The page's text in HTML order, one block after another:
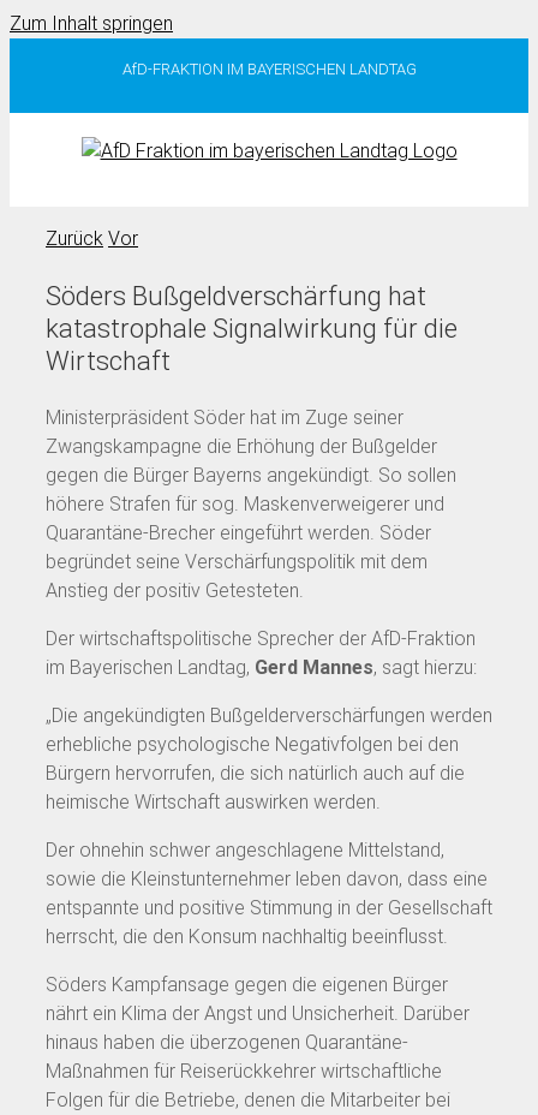
Zum Inhalt springen
AfD-FRAKTION IM BAYERISCHEN LANDTAG
Zurück Vor
Söders Bußgeldverschärfung hat
katastrophale Signalwirkung für die
Wirtschaft
Ministerpräsident Söder hat im Zuge seiner
Zwangskampagne die Erhöhung der Bußgelder
gegen die Bürger Bayerns angekündigt. So sollen
höhere Strafen für sog. Maskenverweigerer und
Quarantäne-Brecher eingeführt werden. Söder
begründet seine Verschärfungspolitik mit dem
Anstieg der positiv Getesteten.
Der wirtschaftspolitische Sprecher der AfD-Fraktion
im Bayerischen Landtag, Gerd Mannes, sagt hierzu:
„Die angekündigten Bußgelderverschärfungen werden
erhebliche psychologische Negativfolgen bei den
Bürgern hervorrufen, die sich natürlich auch auf die
heimische Wirtschaft auswirken werden.
Der ohnehin schwer angeschlagene Mittelstand,
sowie die Kleinstunternehmer leben davon, dass eine
entspannte und positive Stimmung in der Gesellschaft
herrscht, die den Konsum nachhaltig beeinflusst.
Söders Kampfansage gegen die eigenen Bürger
nährt ein Klima der Angst und Unsicherheit. Darüber
hinaus haben die überzogenen Quarantäne-
Maßnahmen für Reiserückkehrer wirtschaftliche
Folgen für die Betriebe, denen die Mitarbeiter bei